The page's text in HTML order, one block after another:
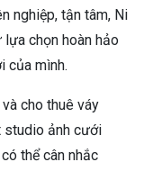
nghiệp, tận tâm, Ni
chọn hoàn hảo
của mình.
cho thuê váy
studio ảnh cưới
thể cân nhắc